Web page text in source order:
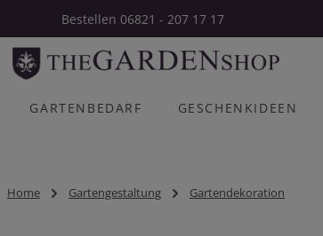
Bestellen 06821 - 207 17 17
GARTENBEDARF GESCHENKIDEEN
Home Gartengestaltung Gartendekoration